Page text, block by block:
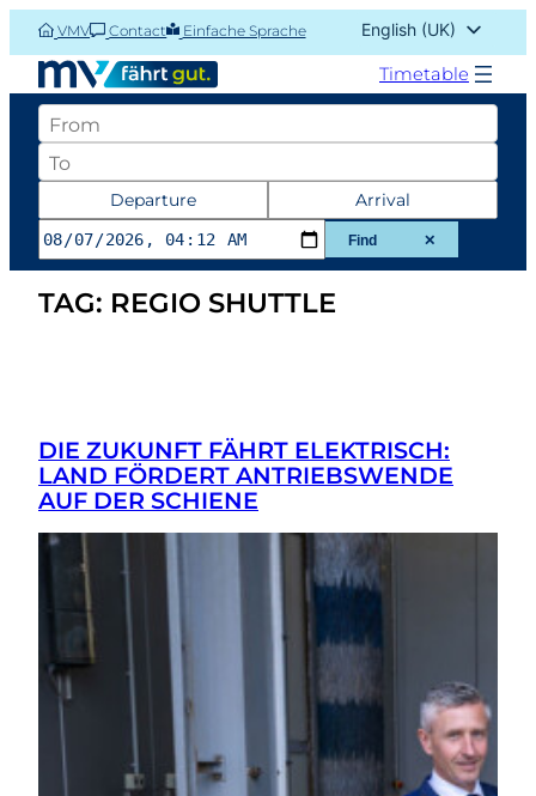
Skip
content
VMV Contact Einfache Sprache
English (UK)
Deutsch
Timetable
AbfahrtsortDeparture Arrival
und
Zeit
der
Find ✕
TAG: REGIO SHUTTLE
DIE ZUKUNFT FÄHRT ELEKTRISCH:
LAND FÖRDERT ANTRIEBSWENDE
AUF DER SCHIENE